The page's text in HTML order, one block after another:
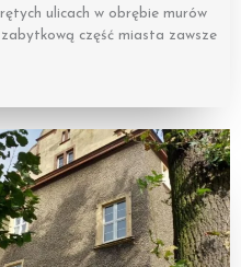
ulicach w obrębie murów
część miasta zawsze